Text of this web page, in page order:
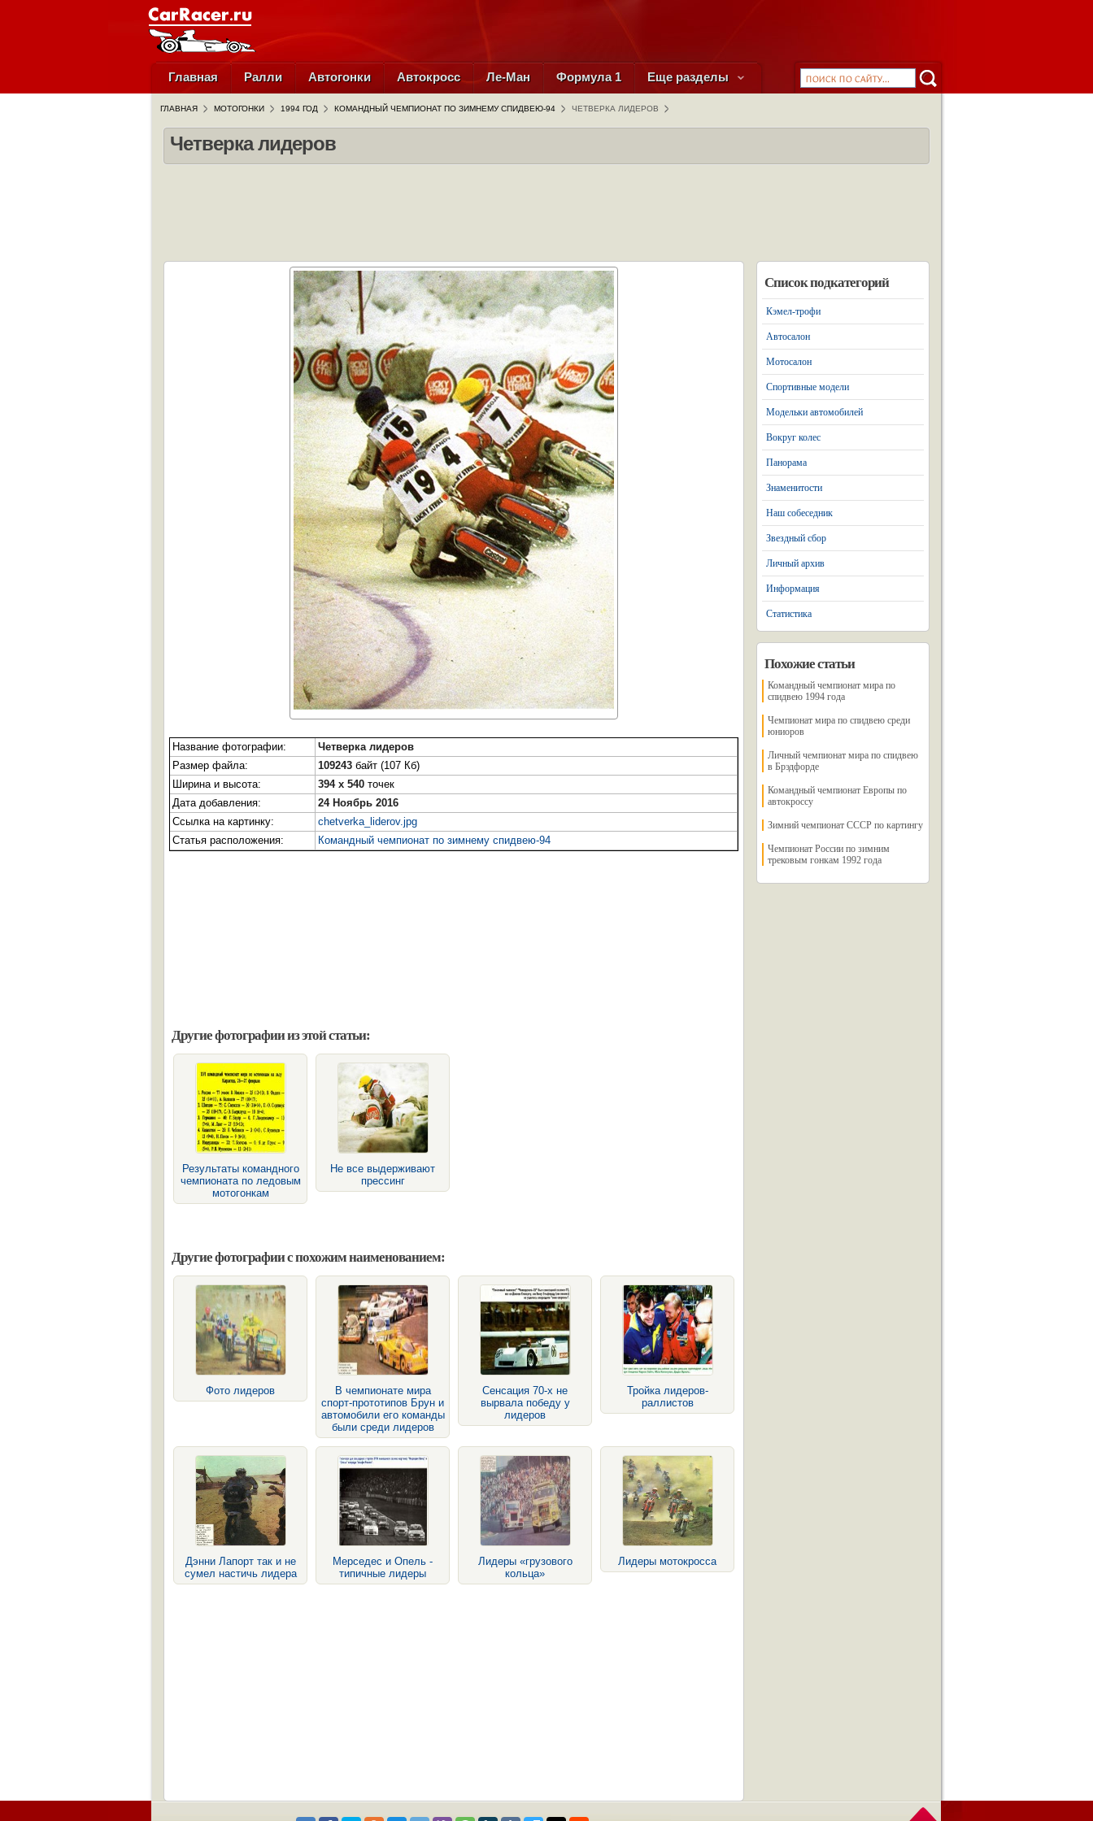
Главная Ралли Автогонки Автокросс Ле-Ман Формула 1 Еще разделы
ГЛАВНАЯ МОТОГОНКИ 1994 ГОД КОМАНДНЫЙ ЧЕМПИОНАТ ПО ЗИМНЕМУ СПИДВЕЮ-94 ЧЕТВЕРКА ЛИДЕРОВ
Четверка лидеров
Название фотографии:
Четверка лидеров
Размер файла:
109243 байт (107 Кб)
Ширина и высота:
394 x 540 точек
Дата добавления:
24 Ноябрь 2016
Ссылка на картинку:
chetverka_liderov.jpg
Статья расположения:
Командный чемпионат по зимнему спидвею-94
Другие фотографии из этой статьи:
Результаты командного
чемпионата по ледовым
мотогонкам
Не все выдерживают
прессинг
Другие фотографии с похожим наименованием:
Фото лидеров
В чемпионате мира
спорт-прототипов Брун и
автомобили его команды
были среди лидеров
Сенсация 70-х не
вырвала победу у
лидеров
Тройка лидеров-
раллистов
Дэнни Лапорт так и не
сумел настичь лидера
Мерседес и Опель -
типичные лидеры
Лидеры «грузового
кольца»
Лидеры мотокросса
Список подкатегорий
Кэмел-трофи
Автосалон
Мотосалон
Спортивные модели
Модельки автомобилей
Вокруг колес
Панорама
Знаменитости
Наш собеседник
Звездный сбор
Личный архив
Информация
Статистика
Похожие статьи
Командный чемпионат мира по
спидвею 1994 года
Чемпионат мира по спидвею среди
юниоров
Личный чемпионат мира по спидвею
в Брэдфорде
Командный чемпионат Европы по
автокроссу
Зимний чемпионат СССР по картингу
Чемпионат России по зимним
трековым гонкам 1992 года